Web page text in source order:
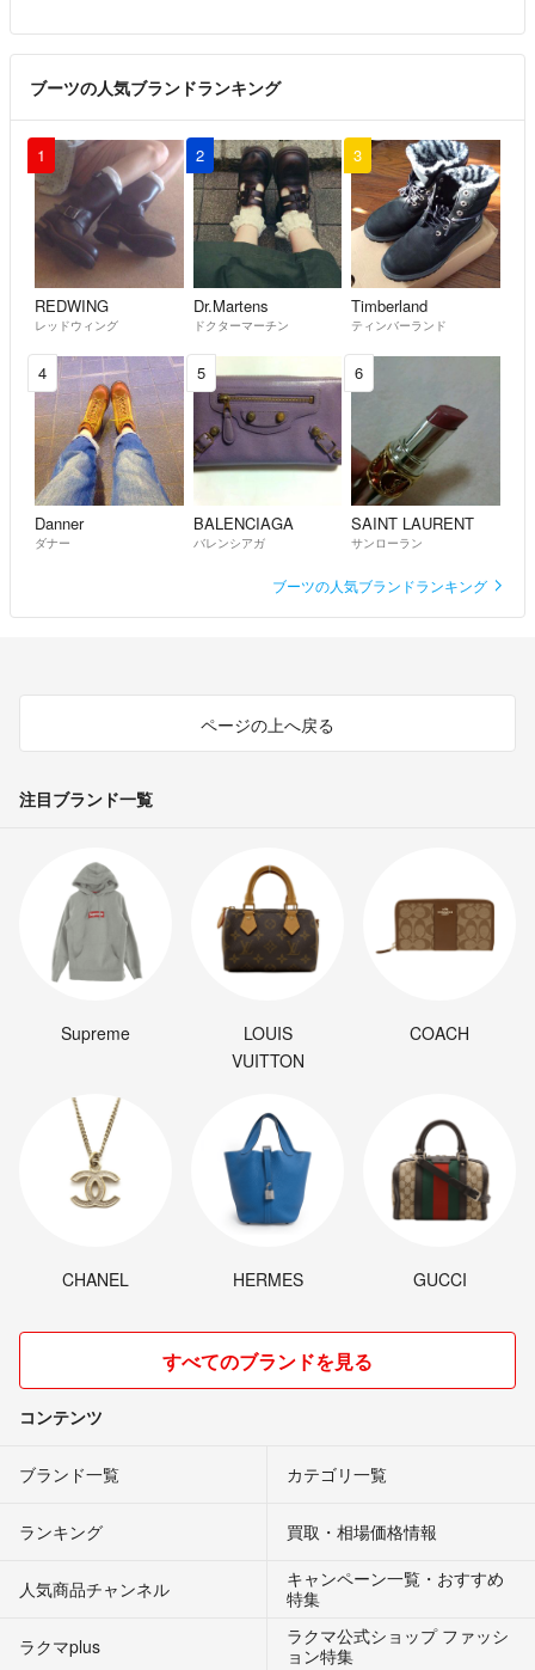
ブーツの人気ブランドランキング
1
REDWING
レッドウィング
2
Dr.Martens
ドクターマーチン
3
Timberland
ティンバーランド
4
Danner
ダナー
5
BALENCIAGA
バレンシアガ
6
SAINT LAURENT
サンローラン
ブーツの人気ブランドランキング
ページの上へ戻る
注目ブランド一覧
Supreme
LOUIS
VUITTON
COACH
CHANEL HERMES GUCCI
すべてのブランドを見る
コンテンツ
ブランド一覧 カテゴリ一覧
ランキング 買取・相場価格情報
人気商品チャンネル
キャンペーン一覧・おすすめ
特集
ラクマplus
ラクマ公式ショップ ファッシ
ョン特集